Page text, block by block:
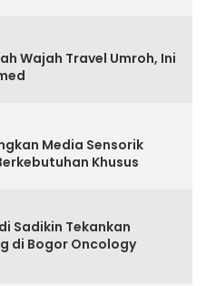
Wajah Travel Umroh, Ini
Media Sensorik
Khusus
Sadikin Tekankan
di Bogor Oncology